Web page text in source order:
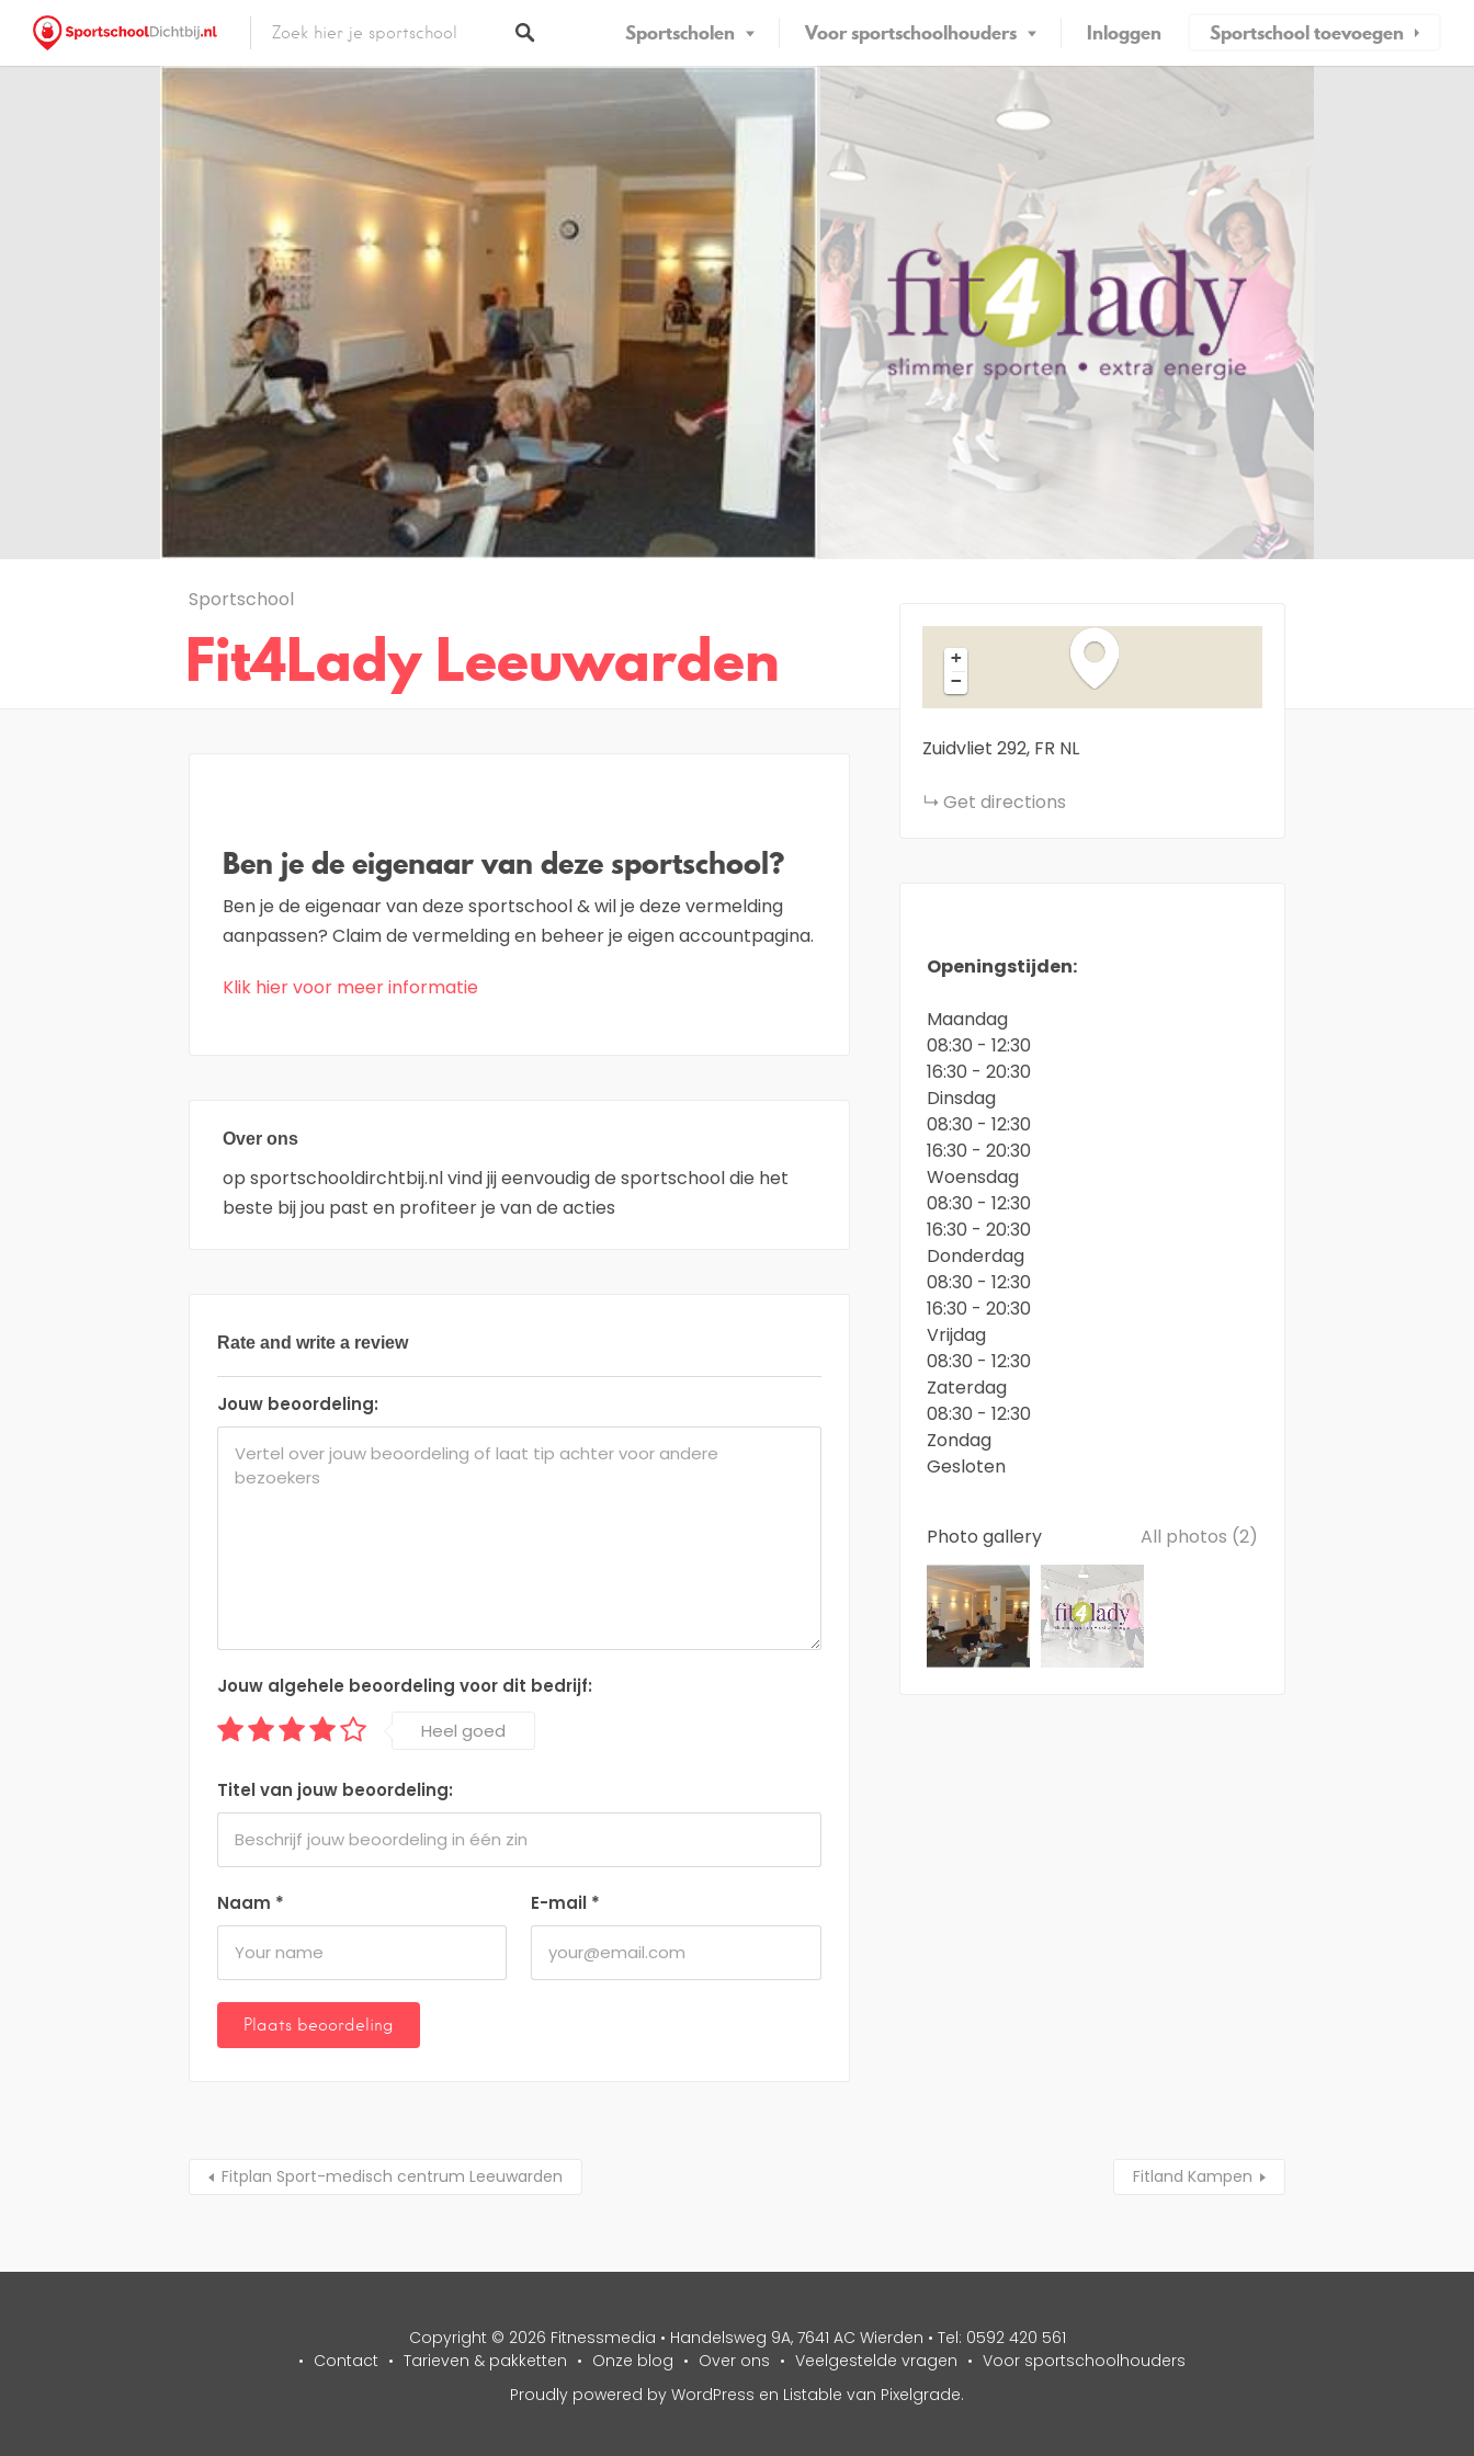
Sportscholen Voor sportschoolhouders Inloggen Sportschool toevoegen
Sportschool
Fit4Lady Leeuwarden
Ben je de eigenaar van deze sportschool?
Ben je de eigenaar van deze sportschool & wil je deze vermelding
aanpassen? Claim de vermelding en beheer je eigen accountpagina.
Klik hier voor meer informatie
Over ons
op sportschooldirchtbij.nl vind jij eenvoudig de sportschool die het
beste bij jou past en profiteer je van de acties
Rate and write a review
Jouw beoordeling:
Naam * E-mail *
Jouw algehele beoordeling voor dit bedrijf:
Heel goed
Titel van jouw beoordeling:
+
−
Zuidvliet 292 FR NL
Get directions
Openingstijden:
Maandag
08:30 - 12:30
16:30 - 20:30
Dinsdag
08:30 - 12:30
16:30 - 20:30
Woensdag
08:30 - 12:30
16:30 - 20:30
Donderdag
08:30 - 12:30
16:30 - 20:30
Vrijdag
08:30 - 12:30
Zaterdag
08:30 - 12:30
Zondag
Gesloten
Photo gallery All photos (2)
Fitplan Sport-medisch centrum Leeuwarden Fitland Kampen
Copyright © 2026 Fitnessmedia • Handelsweg 9A, 7641 AC Wierden • Tel: 0592 420 561
Contact
Tarieven & pakketten Onze blog Over ons Veelgestelde vragen
Voor sportschoolhouders
Proudly powered by WordPress en Listable van Pixelgrade.